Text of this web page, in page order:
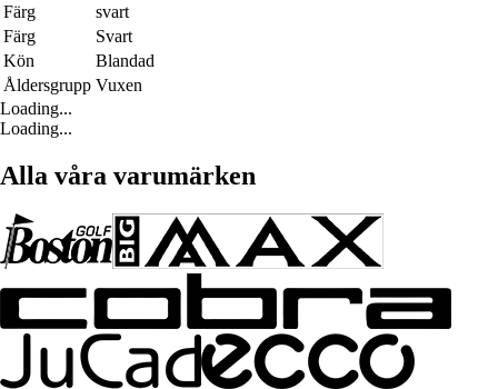
Färg
svart
Färg
Svart
Kön
Blandad
Åldersgrupp Vuxen
Loading...
Loading...
Alla våra varumärken